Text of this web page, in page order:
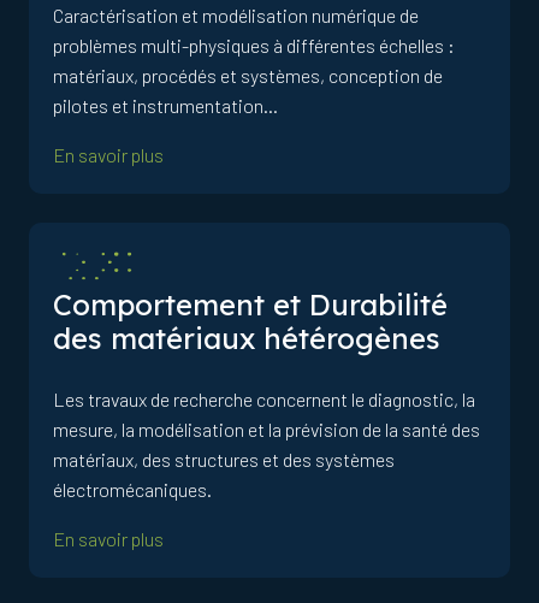
Caractérisation et modélisation numérique de
problèmes multi-physiques à différentes échelles :
matériaux, procédés et systèmes, conception de
pilotes et instrumentation…
En savoir plus
Comportement et Durabilité
des matériaux hétérogènes
Les travaux de recherche concernent le diagnostic, la
mesure, la modélisation et la prévision de la santé des
matériaux, des structures et des systèmes
électromécaniques.
En savoir plus